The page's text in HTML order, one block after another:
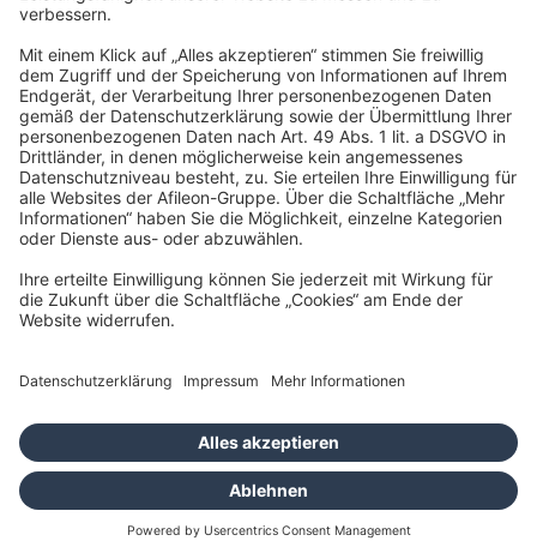
Werde Teil des
Du möchtest in einer innovativen, digitalisierten Gruppe für
Steuerberatung, Wirtschaftsprüfung und Rechtsberatung arbeiten
und dabei aktiv zum Wachstum beitragen? Dann bist Du hier genau
richtig!
Bei uns sind alle Menschen willkommen - unabhängig von
Geschlecht, Nationalität, ethnischer und sozialer Herkunft,
Religion/Weltanschauung, Behinderung, Alter sowie sexueller
Orientierung.
Jetzt bewerben
Dein persönlicher Kontakt
Nadine Bachmann-Dolar, Cynthia Vennen, Julia Rung
karriere@afileon.com
+49 2161 57 555 0